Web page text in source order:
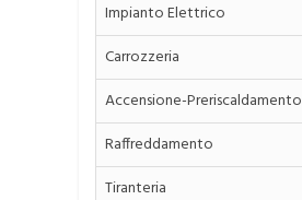
Impianto Elettrico
Carrozzeria
Accensione-Preriscaldamento
Raffreddamento
Tiranteria